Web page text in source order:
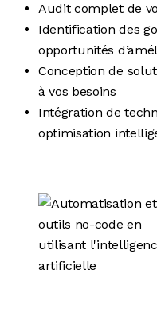
Audit complet de
Identification des
opportunités
Conception de
à vos besoins
Intégration de
optimisation